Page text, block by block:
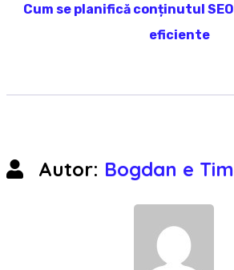
Cum se planifică conținutul
eficiente
Autor: Bogdan e